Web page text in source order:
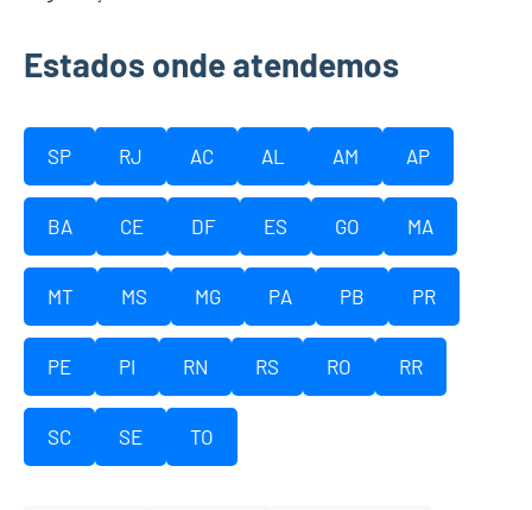
Estados onde atendemos
SP RJ AC AL AM AP
BA CE DF ES GO MA
MT MS MG PA PB PR
PE PI RN RS RO RR
SC SE TO